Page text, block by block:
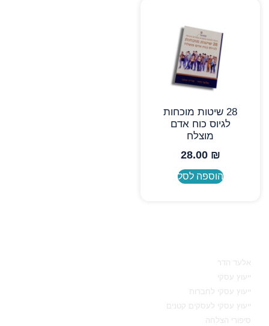
28 שיטות מוכחות
לגיוס כוח אדם
מוצלח
28.00 ₪
הוספה לסל
אלעד הדר
ייעוץ עסקי
ייעוץ עסקי לחברות
ייעוץ עסקי לעסקים קטנים
סיפורי הצלחה